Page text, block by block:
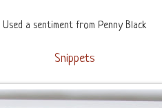
Used a sentiment from Penny Black
Snippets